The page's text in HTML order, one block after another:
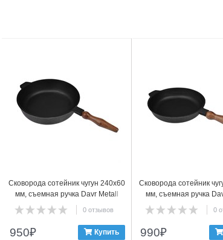
Сковорода сотейник чугун 240х60
мм, съемная ручка Davr Metall
0 отзывов
950₽ Купить
Сковорода сотейник
мм, съемная ручка
0
990₽